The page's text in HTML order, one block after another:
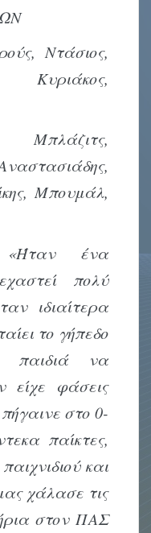
Ντάσιος,
Μπουμάλ,
«Ήταν ένα
πολύ
ιδιαίτερα
το γήπεδο
παιδιά να
είχε φάσεις
στο 0-
παίκτες,
και
χάλασε τις
στον ΠΑΣ